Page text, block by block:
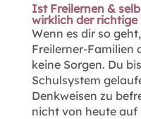
Ist Freilernen &
wirklich der richtige
Wenn es dir so
Freilerner-Familien
keine Sorgen. Du
Schulsystem
Denkweisen zu
nicht von heute